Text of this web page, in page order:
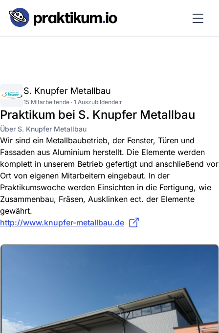
S. Knupfer Metallbau
15 Mitarbeitende · 1 Auszubildende:r
Praktikum bei S. Knupfer Metallbau
Über S. Knupfer Metallbau
Wir sind ein Metallbaubetrieb, der Fenster, Türen und
Fassaden aus Aluminium herstellt. Die Elemente werden
komplett in unserem Betrieb gefertigt und anschließend vor
Ort von eigenen Mitarbeitern eingebaut. In der
Praktikumswoche werden Einsichten in die Fertigung, wie
Zusammenbau, Fräsen, Ausklinken ect. der Elemente
gewährt.
http://www.knupfer-metallbau.de